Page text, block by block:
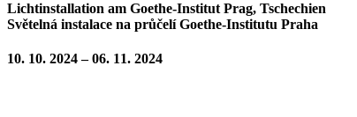
Lichtinstallation am Goethe-Institut Prag, Tschechien
Světelná instalace na průčelí Goethe-Institutu Praha
10. 10. 2024 – 06. 11. 2024